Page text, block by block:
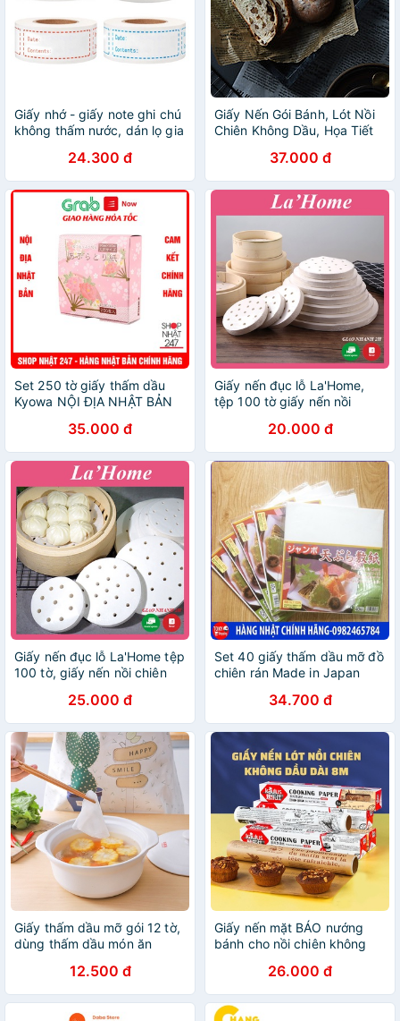
Giấy nhớ - giấy note ghi chú
không thấm nước, dán lọ gia
thực phẩm trong tủ lạnh
24.300 đ
Giấy Nến Gói Bánh, Lót Nồi
Chiên Không Dầu, Họa Tiết
37.000 đ
Set 250 tờ giấy thấm dầu
Kyowa NỘI ĐỊA NHẬT BẢN
35.000 đ
Giấy nến đục lỗ La'Home,
tệp 100 tờ giấy nến nồi
- 23cm, giấy thấm dầu ăn lót
xửng hấp
20.000 đ
Giấy nến đục lỗ La'Home tệp
100 tờ, giấy nến nồi chiên
23cm, giấy thấm dầu ăn lót
xửng hấp
25.000 đ
Set 40 giấy thấm dầu mỡ đồ
chiên rán Made in Japan
34.700 đ
Giấy thấm dầu mỡ gói 12 tờ,
dùng thấm dầu món ăn
cho nhà bếp tiện lợi
12.500 đ
Giấy nến mặt BÁO nướng
bánh cho nồi chiên không
thấm dầu ăn hai mặt dài 8m
26.000 đ